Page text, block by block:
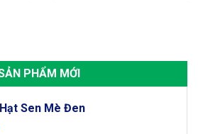
healthy
Sản phẩm tiện lợi, gọn nhẹ,
thơm ngon phù hợp với mọi lứa
Trọng lương:
PHẨM MỚI
Sen Mè Đen